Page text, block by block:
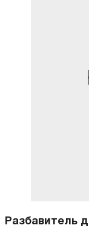
Разбавитель